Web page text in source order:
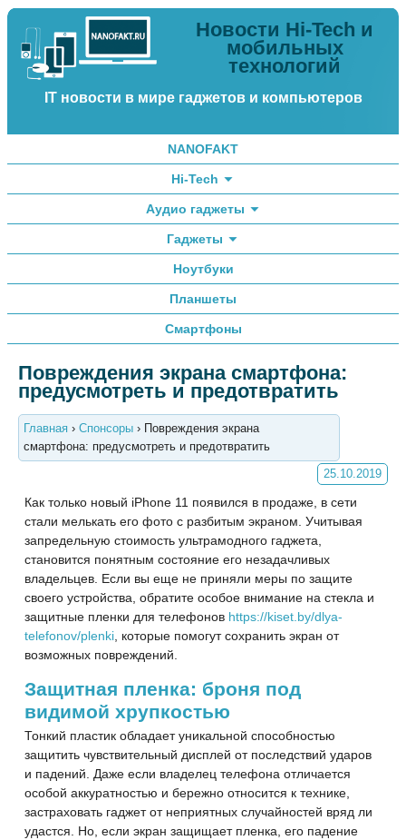
Новости Hi-Tech и
мобильных
технологий
IT новости в мире гаджетов и компьютеров
NANOFAKT
Hi-Tech
Аудио гаджеты
Гаджеты
Ноутбуки
Планшеты
Смартфоны
Повреждения экрана смартфона:
предусмотреть и предотвратить
Главная › Спонсоры › Повреждения экрана
смартфона: предусмотреть и предотвратить
25.10.2019
Как только новый iPhone 11 появился в продаже, в сети
стали мелькать его фото с разбитым экраном. Учитывая
запредельную стоимость ультрамодного гаджета,
становится понятным состояние его незадачливых
владельцев. Если вы еще не приняли меры по защите
своего устройства, обратите особое внимание на стекла и
защитные пленки для телефонов https://kiset.by/dlya-
telefonov/plenki , которые помогут сохранить экран от
возможных повреждений.
Защитная пленка: броня под
видимой хрупкостью
Тонкий пластик обладает уникальной способностью
защитить чувствительный дисплей от последствий ударов
и падений. Даже если владелец телефона отличается
особой аккуратностью и бережно относится к технике,
застраховать гаджет от неприятных случайностей вряд ли
удастся. Но, если экран защищает пленка, его падение